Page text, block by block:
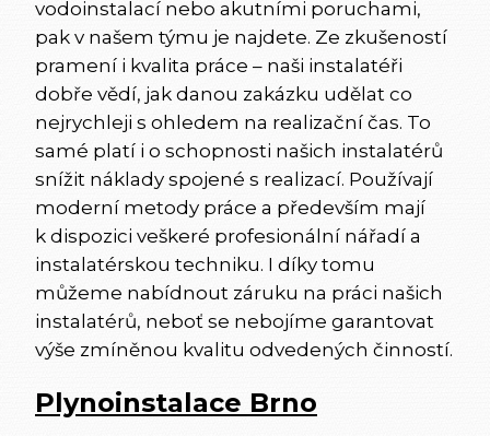
vodoinstalací nebo akutními poruchami,
pak v našem týmu je najdete. Ze zkušeností
pramení i kvalita práce – naši instalatéři
dobře vědí, jak danou zakázku udělat co
nejrychleji s ohledem na realizační čas. To
samé platí i o schopnosti našich instalatérů
snížit náklady spojené s realizací. Používají
moderní metody práce a především mají
k dispozici veškeré profesionální nářadí a
instalatérskou techniku. I díky tomu
můžeme nabídnout záruku na práci našich
instalatérů, neboť se nebojíme garantovat
výše zmíněnou kvalitu odvedených činností.
Plynoinstalace Brno